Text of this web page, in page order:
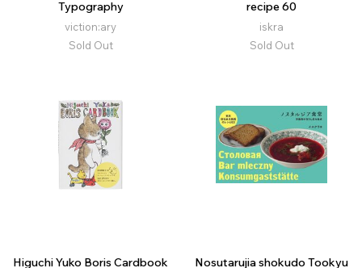
Typography
viction:ary
Sold Out
recipe 60
iskra
Sold Out
Higuchi Yuko Boris Cardbook
Nosutarujia shokudo Tookyu